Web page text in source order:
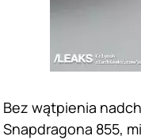
Bez wątpienia
Snapdragona 855,